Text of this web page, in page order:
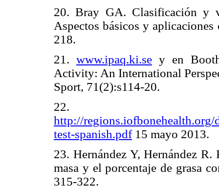
20. Bray GA. Clasificación y
Aspectos básicos y
218.
21. www.ipaq.ki.se y en
Activity: An International
Sport, 71(2):s114-20.
22.
http://
test-spanish.pdf15 mayo 2013.
23. Hernández Y, Hernández
masa y el porcentaje de grasa
315-322.